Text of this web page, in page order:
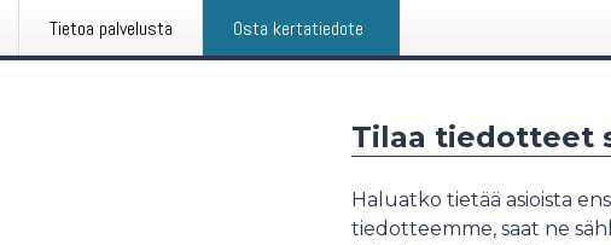
Tietoa palvelusta Osta kertatiedote
Tilaa tiedotteet
Haluatko tietää asioista
tiedotteemme, saat ne